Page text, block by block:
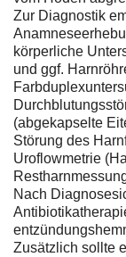
Zur Diagnostik
körperliche
und ggf.
(abgekapselte
Störung des
Uroflowmetrie
Nach
Zusätzlich sollte